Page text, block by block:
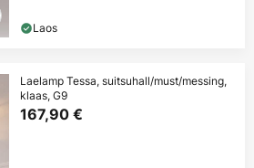
Laos
Laelamp Tessa, suitsuhall/must/messing,
klaas, G9
167,90 €